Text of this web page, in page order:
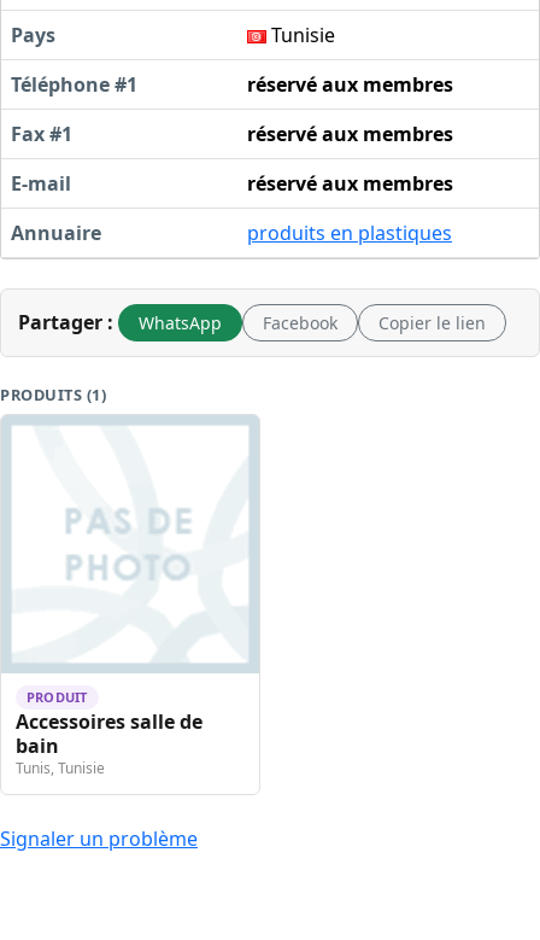
Pays
Tunisie
Téléphone #1
réservé aux membres
Fax #1
réservé aux membres
E-mail
réservé aux membres
Annuaire
produits en plastiques
Partager : WhatsApp Facebook Copier le lien
PRODUITS (1)
PRODUIT
Accessoires salle de
bain
Tunis, Tunisie
Signaler un problème